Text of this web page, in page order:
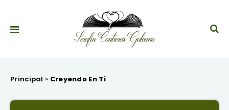
Principal » Creyendo En Ti